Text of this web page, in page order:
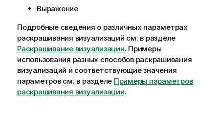
Выражение
Подробные сведения о различных параметрах
раскрашивания визуализаций см. в разделе
Раскрашивание визуализации. Примеры
использования разных способов раскрашивания
визуализаций и соответствующие значения
параметров см. в разделе Примеры параметров
раскрашивания визуализации.